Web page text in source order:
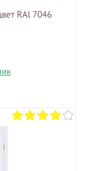
RAl 7046